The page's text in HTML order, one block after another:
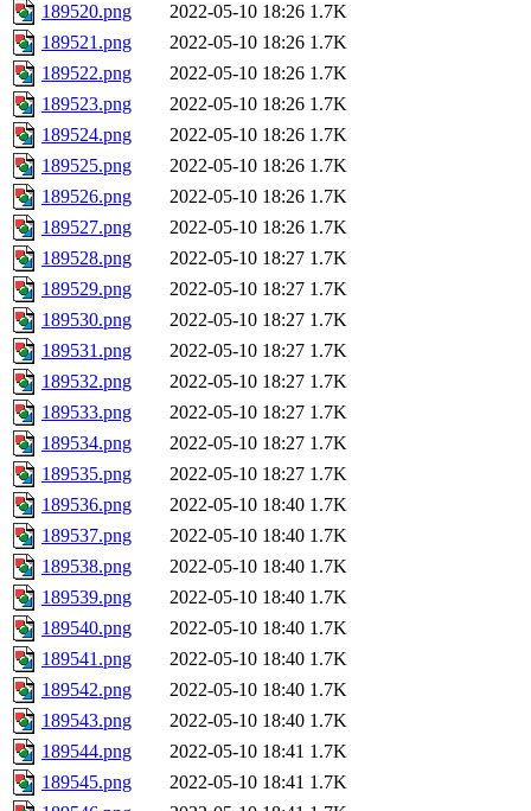
189520.png
2022-05-10 18:26 1.7K
189521.png
2022-05-10 18:26 1.7K
189522.png
2022-05-10 18:26 1.7K
189523.png
2022-05-10 18:26 1.7K
189524.png
2022-05-10 18:26 1.7K
189525.png
2022-05-10 18:26 1.7K
189526.png
2022-05-10 18:26 1.7K
189527.png
2022-05-10 18:26 1.7K
189528.png
2022-05-10 18:27 1.7K
189529.png
2022-05-10 18:27 1.7K
189530.png
2022-05-10 18:27 1.7K
189531.png
2022-05-10 18:27 1.7K
189532.png
2022-05-10 18:27 1.7K
189533.png
2022-05-10 18:27 1.7K
189534.png
2022-05-10 18:27 1.7K
189535.png
2022-05-10 18:27 1.7K
189536.png
2022-05-10 18:40 1.7K
189537.png
2022-05-10 18:40 1.7K
189538.png
2022-05-10 18:40 1.7K
189539.png
2022-05-10 18:40 1.7K
189540.png
2022-05-10 18:40 1.7K
189541.png
2022-05-10 18:40 1.7K
189542.png
2022-05-10 18:40 1.7K
189543.png
2022-05-10 18:40 1.7K
189544.png
2022-05-10 18:41 1.7K
189545.png
2022-05-10 18:41 1.7K